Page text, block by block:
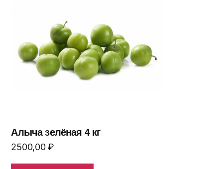
Алыча зелёная 4 кг
2500,00₽